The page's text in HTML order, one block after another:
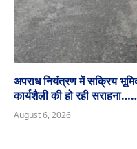
अपराध नियंत्रण में सक्रिय
कार्यशैली की हो रही
August 6, 2026